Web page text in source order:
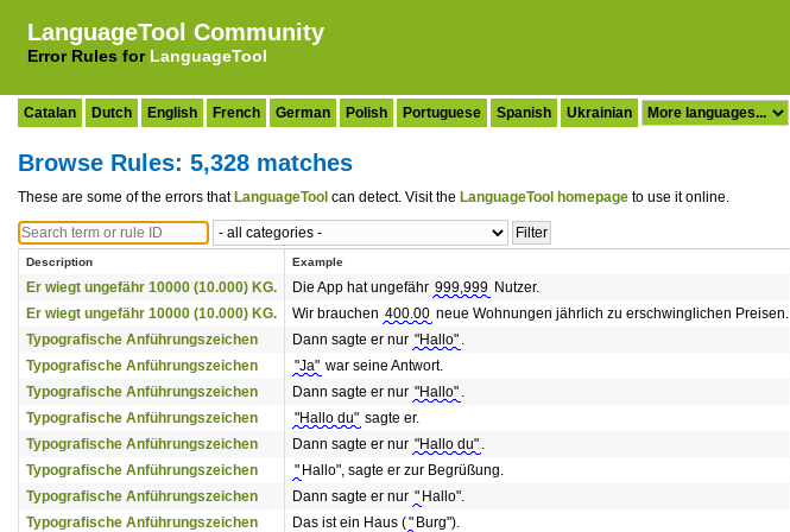
LanguageTool Community
Error Rules for LanguageTool
Catalan Dutch English French German Polish Portuguese Spanish Ukrainian
Browse Rules: 5,328 matches
These are some of the errors that LanguageTool can detect. Visit the LanguageTool homepage to use it online.
Description Example
Er wiegt ungefähr 10000 (10.000) KG. Die App hat ungefähr 999,999 Nutzer.
Er wiegt ungefähr 10000 (10.000) KG.
Wir brauchen 400.00 neue Wohnungen jährlich zu erschwinglichen Preisen.
Typografische Anführungszeichen
Dann sagte er nur "Hallo" .
Typografische Anführungszeichen
"Ja" war seine Antwort.
Typografische Anführungszeichen
Dann sagte er nur "Hallo" .
Typografische Anführungszeichen
"Hallo du" sagte er.
Typografische Anführungszeichen
Dann sagte er nur "Hallo du" .
Typografische Anführungszeichen
" Hallo", sagte er zur Begrüßung.
Typografische Anführungszeichen
Dann sagte er nur " Hallo".
Typografische Anführungszeichen
Das ist ein Haus (" Burg").